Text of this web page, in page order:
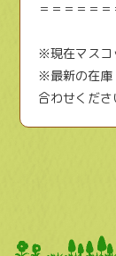
＝＝＝＝＝
※現在マスコ
※最新の在庫
合わせくださ